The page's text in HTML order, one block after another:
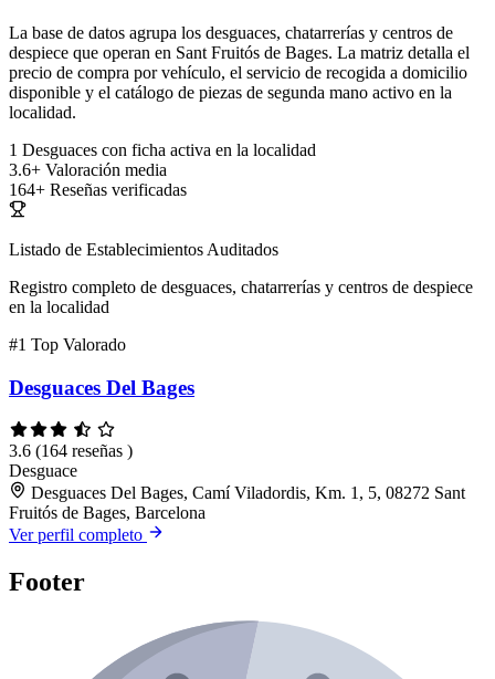
La base de datos agrupa los desguaces, chatarrerías y centros de
despiece que operan en Sant Fruitós de Bages. La matriz detalla el
precio de compra por vehículo, el servicio de recogida a domicilio
disponible y el catálogo de piezas de segunda mano activo en la
localidad.
1 Desguaces con ficha activa en la localidad
3.6+ Valoración media
164+ Reseñas verificadas
Listado de Establecimientos Auditados
Registro completo de desguaces, chatarrerías y centros de despiece
en la localidad
#1 Top Valorado
Desguaces Del Bages
3.6 (164 reseñas )
Desguace
Desguaces Del Bages, Camí Viladordis, Km. 1, 5, 08272 Sant
Fruitós de Bages, Barcelona
Ver perfil completo
Footer